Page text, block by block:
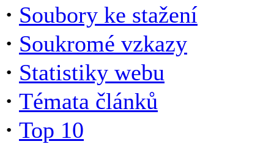
· Soubory ke stažení
· Soukromé vzkazy
· Statistiky webu
· Témata článků
· Top 10